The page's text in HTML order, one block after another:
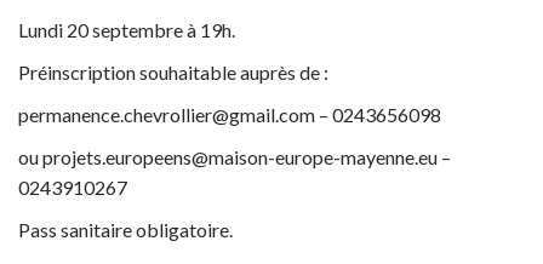
Lundi 20 septembre à 19h.
Préinscription souhaitable auprès de :
permanence.chevrollier@gmail.com – 0243656098
ou projets.europeens@maison-europe-mayenne.eu –
0243910267
Pass sanitaire obligatoire.